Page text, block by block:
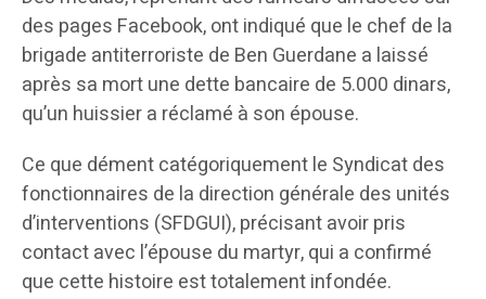
des pages Facebook, ont indiqué que le chef de la
brigade antiterroriste de Ben Guerdane a laissé
après sa mort une dette bancaire de 5.000 dinars,
qu’un huissier a réclamé à son épouse.
Ce que dément catégoriquement le Syndicat des
fonctionnaires de la direction générale des unités
d’interventions (SFDGUI), précisant avoir pris
contact avec l’épouse du martyr, qui a confirmé
que cette histoire est totalement infondée.